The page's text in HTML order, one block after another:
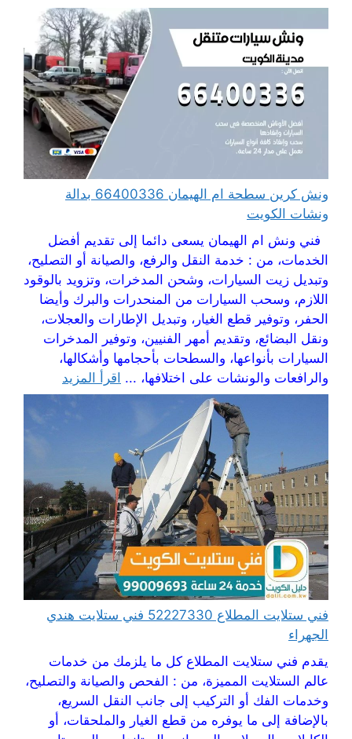
ونش كرين سطحة ام الهيمان 66400336 بدالة
ونشات الكويت
فني ونش ام الهيمان يسعى دائما إلى تقديم أفضل
الخدمات، من : خدمة النقل والرفع، والصيانة أو التصليح،
وتبديل زيت السيارات، وشحن المدخرات، وتزويد بالوقود
اللازم، وسحب السيارات من المنحدرات والبرك وأيضا
الحفر، وتوفير قطع الغيار، وتبديل الإطارات والعجلات،
ونقل البضائع، وتقديم أمهر الفنيين، وتوفير المدخرات
السيارات بأنواعها، والسطحات بأحجامها وأشكالها،
والرافعات والونشات على اختلافها، ... اقرأ المزيد
فني ستلايت المطلاع 52227330 فني ستلايت هندي
الجهراء
يقدم فني ستلايت المطلاع كل ما يلزمك من خدمات
عالم الستلايت المميزة، من : الفحص والصيانة والتصليح،
وخدمات الفك أو التركيب إلى جانب النقل السريع،
بالإضافة إلى ما يوفره من قطع الغيار والملحقات، أو